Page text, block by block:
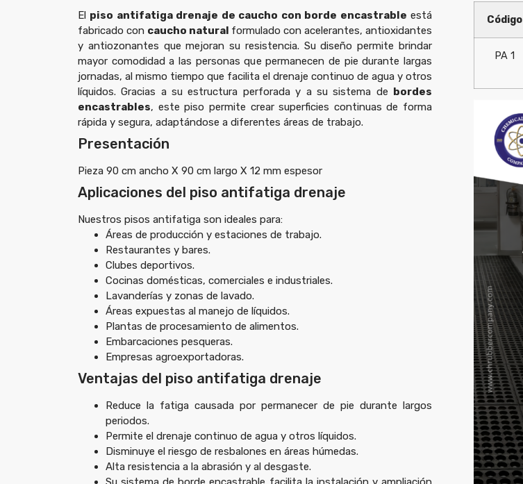
El piso antifatiga drenaje de caucho con borde encastrable está
fabricado con caucho natural formulado con acelerantes, antioxidantes
y antiozonantes que mejoran su resistencia. Su diseño permite brindar
mayor comodidad a las personas que permanecen de pie durante largas
jornadas, al mismo tiempo que facilita el drenaje continuo de agua y otros
líquidos. Gracias a su estructura perforada y a su sistema de bordes
encastrables, este piso permite crear superficies continuas de forma
rápida y segura, adaptándose a diferentes áreas de trabajo.
Presentación
Pieza 90 cm ancho X 90 cm largo X 12 mm espesor
Aplicaciones del piso antifatiga drenaje
Nuestros pisos antifatiga son ideales para:
Áreas de producción y estaciones de trabajo.
Restaurantes y bares.
Clubes deportivos.
Cocinas domésticas, comerciales e industriales.
Lavanderías y zonas de lavado.
Áreas expuestas al manejo de líquidos.
Plantas de procesamiento de alimentos.
Embarcaciones pesqueras.
Empresas agroexportadoras.
Ventajas del piso antifatiga drenaje
Reduce la fatiga causada por permanecer de pie durante largos
periodos.
Permite el drenaje continuo de agua y otros líquidos.
Disminuye el riesgo de resbalones en áreas húmedas.
Alta resistencia a la abrasión y al desgaste.
Código
PA 1